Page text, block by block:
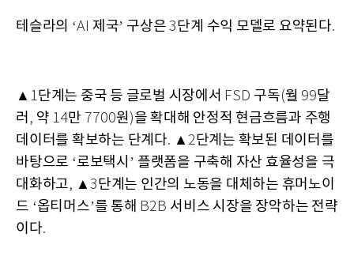
테슬라의 ‘AI 제국’ 구상은3단계 수익 모델로 요약된다.
▲ 1단계는 중국 등 글로벌 시장에서 FSD 구독(월 99달
러 , 약 14만 7700원 )을 확대해 안정적 현금흐름과 주행
데이터를 확보하는 단계다. ▲ 2단계는 확보된 데이터를
바탕으로 ‘로보택시 ’ 플랫폼을 구축해 자산 효율성을 극
대화하고, ▲ 3단계는 인간의 노동을 대체하는 휴머노이
드 ‘옵티머스’를 통해 B2B 서비스 시장을 장악하는 전략
이다.